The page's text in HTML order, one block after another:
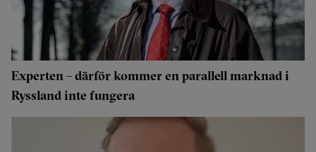
Experten – därför kommer en parallell marknad i
Ryssland inte fungera